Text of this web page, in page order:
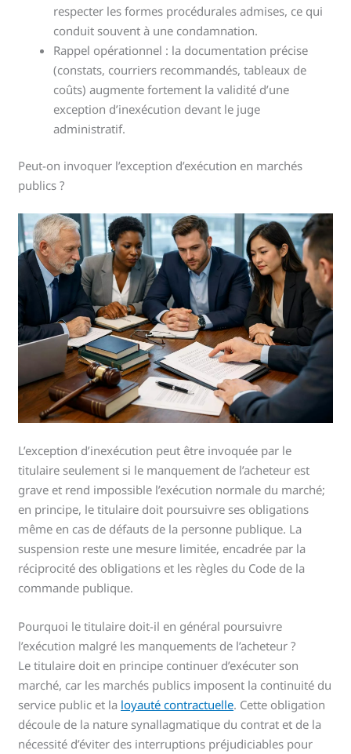
respecter les formes procédurales admises, ce qui
conduit souvent à une condamnation.
Rappel opérationnel : la documentation précise
(constats, courriers recommandés, tableaux de
coûts) augmente fortement la validité d’une
exception d’inexécution devant le juge
administratif.
Peut-on invoquer l’exception d’exécution en marchés
publics ?
L’exception d’inexécution peut être invoquée par le
titulaire seulement si le manquement de l’acheteur est
grave et rend impossible l’exécution normale du marché;
en principe, le titulaire doit poursuivre ses obligations
même en cas de défauts de la personne publique. La
suspension reste une mesure limitée, encadrée par la
réciprocité des obligations et les règles du Code de la
commande publique.
Pourquoi le titulaire doit-il en général poursuivre
l’exécution malgré les manquements de l’acheteur ?
Le titulaire doit en principe continuer d’exécuter son
marché, car les marchés publics imposent la continuité du
service public et la loyauté contractuelle. Cette obligation
découle de la nature synallagmatique du contrat et de la
nécessité d’éviter des interruptions préjudiciables pour